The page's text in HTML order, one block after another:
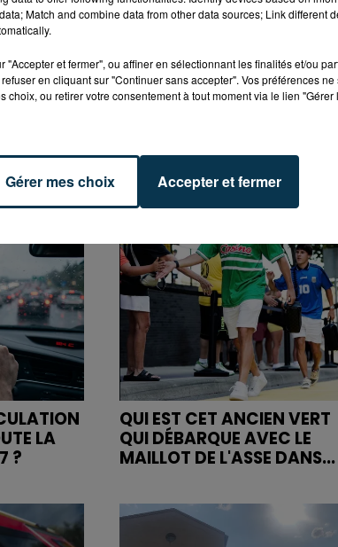
LA
?
QUI EST CET ANCIEN VERT
QUI DÉBARQUE AVEC LE
MAILLOT DE L'ASSE DANS...
Match and combine data from other data sources; Link different
"Accepter et fermer", ou affiner en sélectionnant les finalités et/ou
en cliquant sur "Continuer sans accepter". Vos préférences
choix, ou retirer votre consentement à tout moment via le lien
Gérer mes choix Accepter et fermer